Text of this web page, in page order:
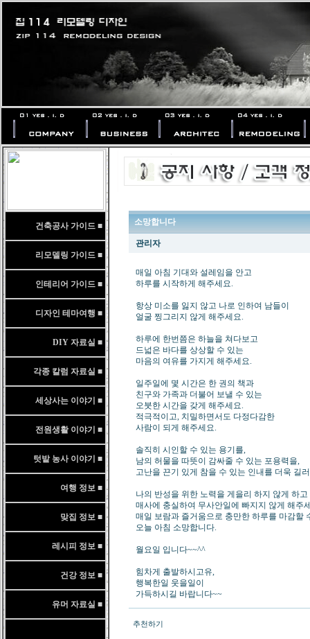
건축공사 가이드 ■
리모델링 가이드 ■
인테리어 가이드 ■
디자인 테마여행 ■
DIY 자료실 ■
각종 칼럼 자료실 ■
세상사는 이야기 ■
전원생활 이야기 ■
텃밭 농사 이야기 ■
여행 정보 ■
맞집 정보 ■
레시피 정보 ■
건강 정보 ■
유머 자료실 ■
소망합니다
관리자
매일 아침 기대와 설레임을 안고
하루를 시작하게 해주세요.
항상 미소를 잃지 않고 나로 인하여 남들이
얼굴 찡그리지 않게 해주세요.
하루에 한번쯤은 하늘을 쳐다보고
드넓은 바다를 상상할 수 있는
마음의 여유를 가지게 해주세요.
일주일에 몇 시간은 한 권의 책과
친구와 가족과 더불어 보낼 수 있는
오붓한 시간을 갖게 해주세요.
적극적이고, 치밀하면서도 다정다감한
사람이 되게 해주세요.
솔직히 시인할 수 있는 용기를,
남의 허물을 따뜻이 감싸줄 수 있는 포용력을,
고난을 끈기 있게 참을 수 있는 인내를 더욱 길
나의 반성을 위한 노력을 게을리 하지 않게 하고
매사에 충실하여 무사안일에 빠지지 않게 해주
매일 보람과 즐거움으로 충만한 하루를 마감할
오늘 아침 소망합니다.
월요일 입니다~~^^
힘차게 출발하시고유,
행복한일 웃을일이
가득하시길 바랍니다~~
추천하기